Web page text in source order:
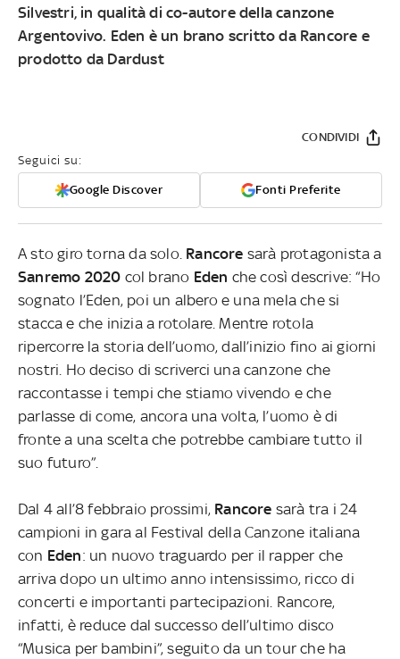
Silvestri, in qualità di co-autore della canzone
Argentovivo. Eden è un brano scritto da Rancore e
prodotto da Dardust
Seguici su:
Google Discover Fonti Preferite
CONDIVIDI
A sto giro torna da solo. Rancore sarà protagonista a
Sanremo 2020 col brano Eden che così descrive: “Ho
sognato l’Eden, poi un albero e una mela che si
stacca e che inizia a rotolare. Mentre rotola
ripercorre la storia dell’uomo, dall’inizio fino ai giorni
nostri. Ho deciso di scriverci una canzone che
raccontasse i tempi che stiamo vivendo e che
parlasse di come, ancora una volta, l’uomo è di
fronte a una scelta che potrebbe cambiare tutto il
suo futuro”.
Dal 4 all’8 febbraio prossimi, Rancore sarà tra i 24
campioni in gara al Festival della Canzone italiana
con Eden: un nuovo traguardo per il rapper che
arriva dopo un ultimo anno intensissimo, ricco di
concerti e importanti partecipazioni. Rancore,
infatti, è reduce dal successo dell’ultimo disco
“Musica per bambini”, seguito da un tour che ha